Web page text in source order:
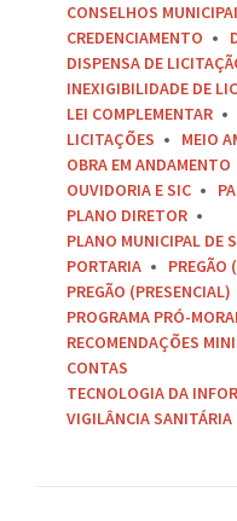
CONSELHOS
CREDENCIAMENTO
DISPENSA DE
INEXIGIBILIDADE DE
LEI COMPLEMENTAR
LICITAÇÕES
MEIO
OBRA EM ANDAMENTO
OUVIDORIA E SIC
PLANO DIRETOR
PLANO MUNICIPAL DE
PORTARIA
PREGÃO
PREGÃO (PRESENCIAL)
PROGRAMA PRÓ-
RECOMENDAÇÕES
CONTAS
TECNOLOGIA DA
VIGILÂNCIA SANITÁRIA